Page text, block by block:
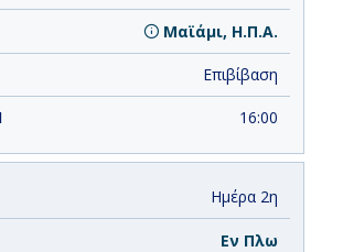
Μαϊάμι, Η.Π.Α.
Επιβίβαση
16:00
Ημέρα 2η
Εν Πλω